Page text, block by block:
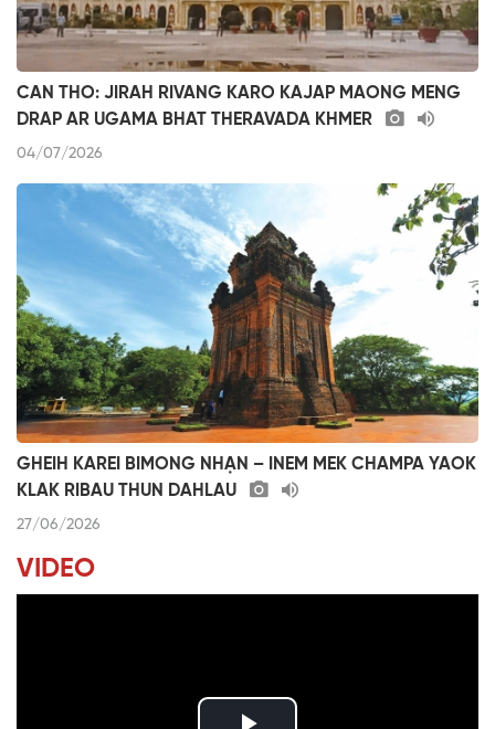
CAN THO: JIRAH RIVANG KARO KAJAP MAONG MENG
DRAP AR UGAMA BHAT THERAVADA KHMER
04/07/2026
GHEIH KAREI BIMONG NHẠN – INEM MEK CHAMPA YAOK
KLAK RIBAU THUN DAHLAU
27/06/2026
VIDEO